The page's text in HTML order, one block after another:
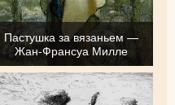
Пастушка за вязаньем —
Жан-Франсуа Милле